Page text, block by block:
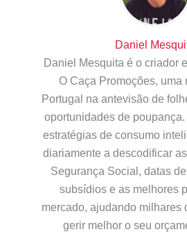
Daniel
Daniel Mesquita é o criador
O Caça Promoções, uma
Portugal na antevisão de
oportunidades de
estratégias de consumo
diariamente a descodificar
Segurança Social, datas
subsídios e as melhores
mercado, ajudando milhares
gerir melhor o seu